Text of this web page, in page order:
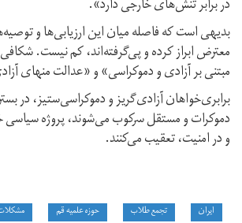
در برابر تنش‌های خارجی دارد».
بدیهی است که فاصله میان این ارزیابی‌ها و
معترض ابراز کرده و پی‌گرفته‌اند، کم نیست.
مبتنی بر آزادی و دموکراسی» و «عدالت منهای
برابری‌خواهان آزادی‌گریز و دموکراسی‌ستیز، در
دموکرات و مستقل سرکوب می‌شوند، پروژه سیاسی
و در امنیت، تعقیب می‌کنند.
ایران تجمع طلاب حوزه علمیه قم